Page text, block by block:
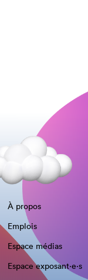
À propos
Emplois
Espace médias
Espace exposant·e⋅s